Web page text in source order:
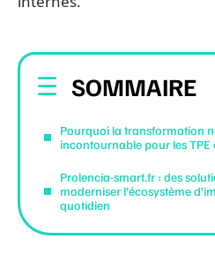
SOMMAIRE
Pourquoi la transformation
incontournable pour les
Prolencia-smart.fr : des
moderniser l’écosystème
quotidien